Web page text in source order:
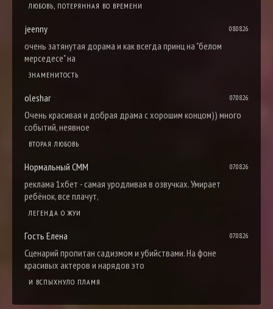
ЛЮБОВЬ, ПОТЕРЯННАЯ ВО ВРЕМЕНИ
jeenny 08.08.26
очень затянутая дорама и как всегда принц на "белом
мерседесе" на
ЗНАМЕНИТОСТЬ
oleshar 07.08.26
Очень красивая и добрая драма с хорошим концом)) много
событий, неявное
ВТОРАЯ ЛЮБОВЬ
Нормальный СММ 07.08.26
реклама 1хбет - самая уродливая в озвучках. Умирает
ребёнок, все плачут,
ЛЕГЕНДА О ЖУИ
Гость Елена 07.08.26
Сценарий пропитан садизмом и убийствами. На фоне
красивых актеров и нарядов это
И ВСПЫХНУЛО ПЛАМЯ